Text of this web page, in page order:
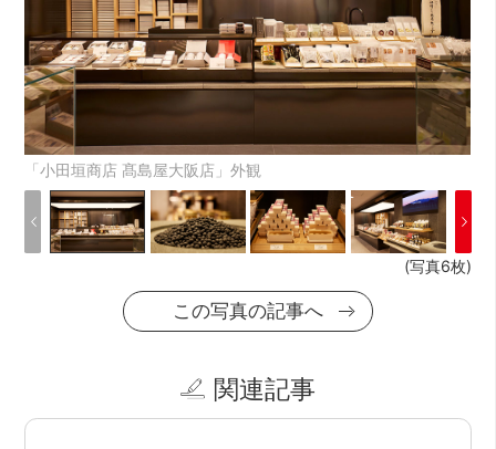
「小田垣商店 髙島屋大阪店」外観
(写真6枚)
この写真の記事へ
関連記事